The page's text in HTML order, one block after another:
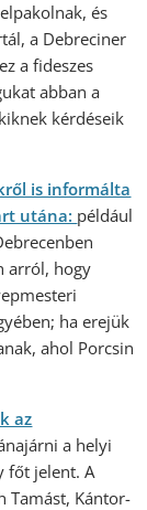
és
a Debreciner
a fideszes
abban a
kérdéseik
is informálta
utána: például
arról, hogy
ha erejük
ahol Porcsin
az
a helyi
főt jelent. A
Tamást, Kántor-